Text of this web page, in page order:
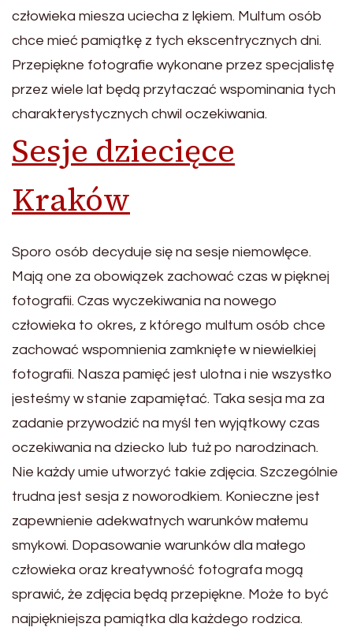
człowieka miesza uciecha z lękiem. Multum osób
chce mieć pamiątkę z tych ekscentrycznych dni.
Przepiękne fotografie wykonane przez specjalistę
przez wiele lat będą przytaczać wspominania tych
charakterystycznych chwil oczekiwania.
Sesje dziecięce
Kraków
Sporo osób decyduje się na sesje niemowlęce.
Mają one za obowiązek zachować czas w pięknej
fotografii. Czas wyczekiwania na nowego
człowieka to okres, z którego multum osób chce
zachować wspomnienia zamknięte w niewielkiej
fotografii. Nasza pamięć jest ulotna i nie wszystko
jesteśmy w stanie zapamiętać. Taka sesja ma za
zadanie przywodzić na myśl ten wyjątkowy czas
oczekiwania na dziecko lub tuż po narodzinach.
Nie każdy umie utworzyć takie zdjęcia. Szczególnie
trudna jest sesja z noworodkiem. Konieczne jest
zapewnienie adekwatnych warunków małemu
smykowi. Dopasowanie warunków dla małego
człowieka oraz kreatywność fotografa mogą
sprawić, że zdjęcia będą przepiękne. Może to być
najpiękniejsza pamiątka dla każdego rodzica.